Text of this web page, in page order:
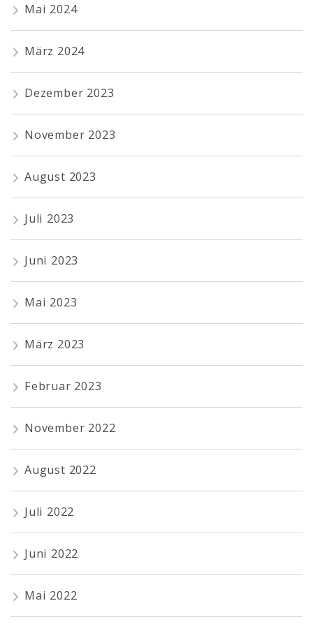
Mai 2024
März 2024
Dezember 2023
November 2023
August 2023
Juli 2023
Juni 2023
Mai 2023
März 2023
Februar 2023
November 2022
August 2022
Juli 2022
Juni 2022
Mai 2022